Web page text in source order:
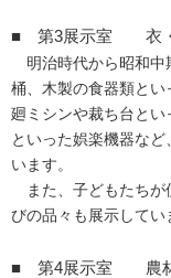
■ 第3展示室 衣・
明治時代から昭和中
桶、木製の食器類と
廻ミシンや裁ち台と
といった娯楽機器な
います。
また、子どもたちが
びの品々も展示してい
■ 第4展示室 農林